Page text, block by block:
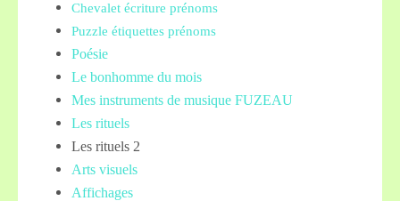
Chevalet écriture prénoms
Puzzle étiquettes prénoms
Poésie
Le bonhomme du mois
Mes instruments de musique FUZEAU
Les rituels
Les rituels 2
Arts visuels
Affichages